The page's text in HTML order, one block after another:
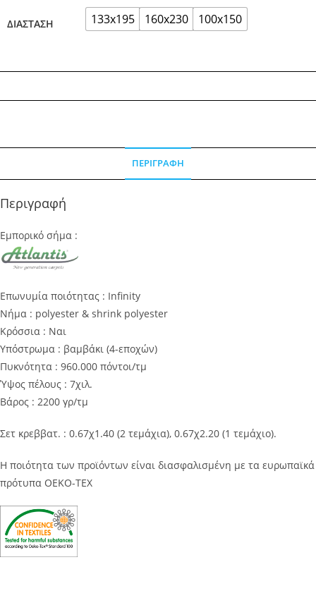
ΔΙΆΣΤΑΣΗ 133x195 160x230 100x150
ΠΕΡΙΓΡΑΦΉ
Περιγραφή
Εμπορικό σήμα :
Επωνυμία ποιότητας : Infinity
Νήμα : polyester & shrink polyester
Κρόσσια : Ναι
Υπόστρωμα : βαμβάκι (4-εποχών)
Πυκνότητα : 960.000 πόντοι/τμ
Ύψος πέλους : 7χιλ.
Βάρος : 2200 γρ/τμ
Σετ κρεββατ. : 0.67χ1.40 (2 τεμάχια), 0.67χ2.20 (1 τεμάχιο).
Η ποιότητα των προϊόντων είναι διασφαλισμένη με τα ευρωπαϊκά
πρότυπα OEKO-TEX